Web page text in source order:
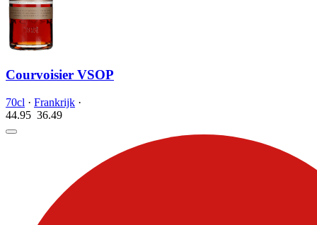
Courvoisier VSOP
70cl · Frankrijk ·
44.95 36.49